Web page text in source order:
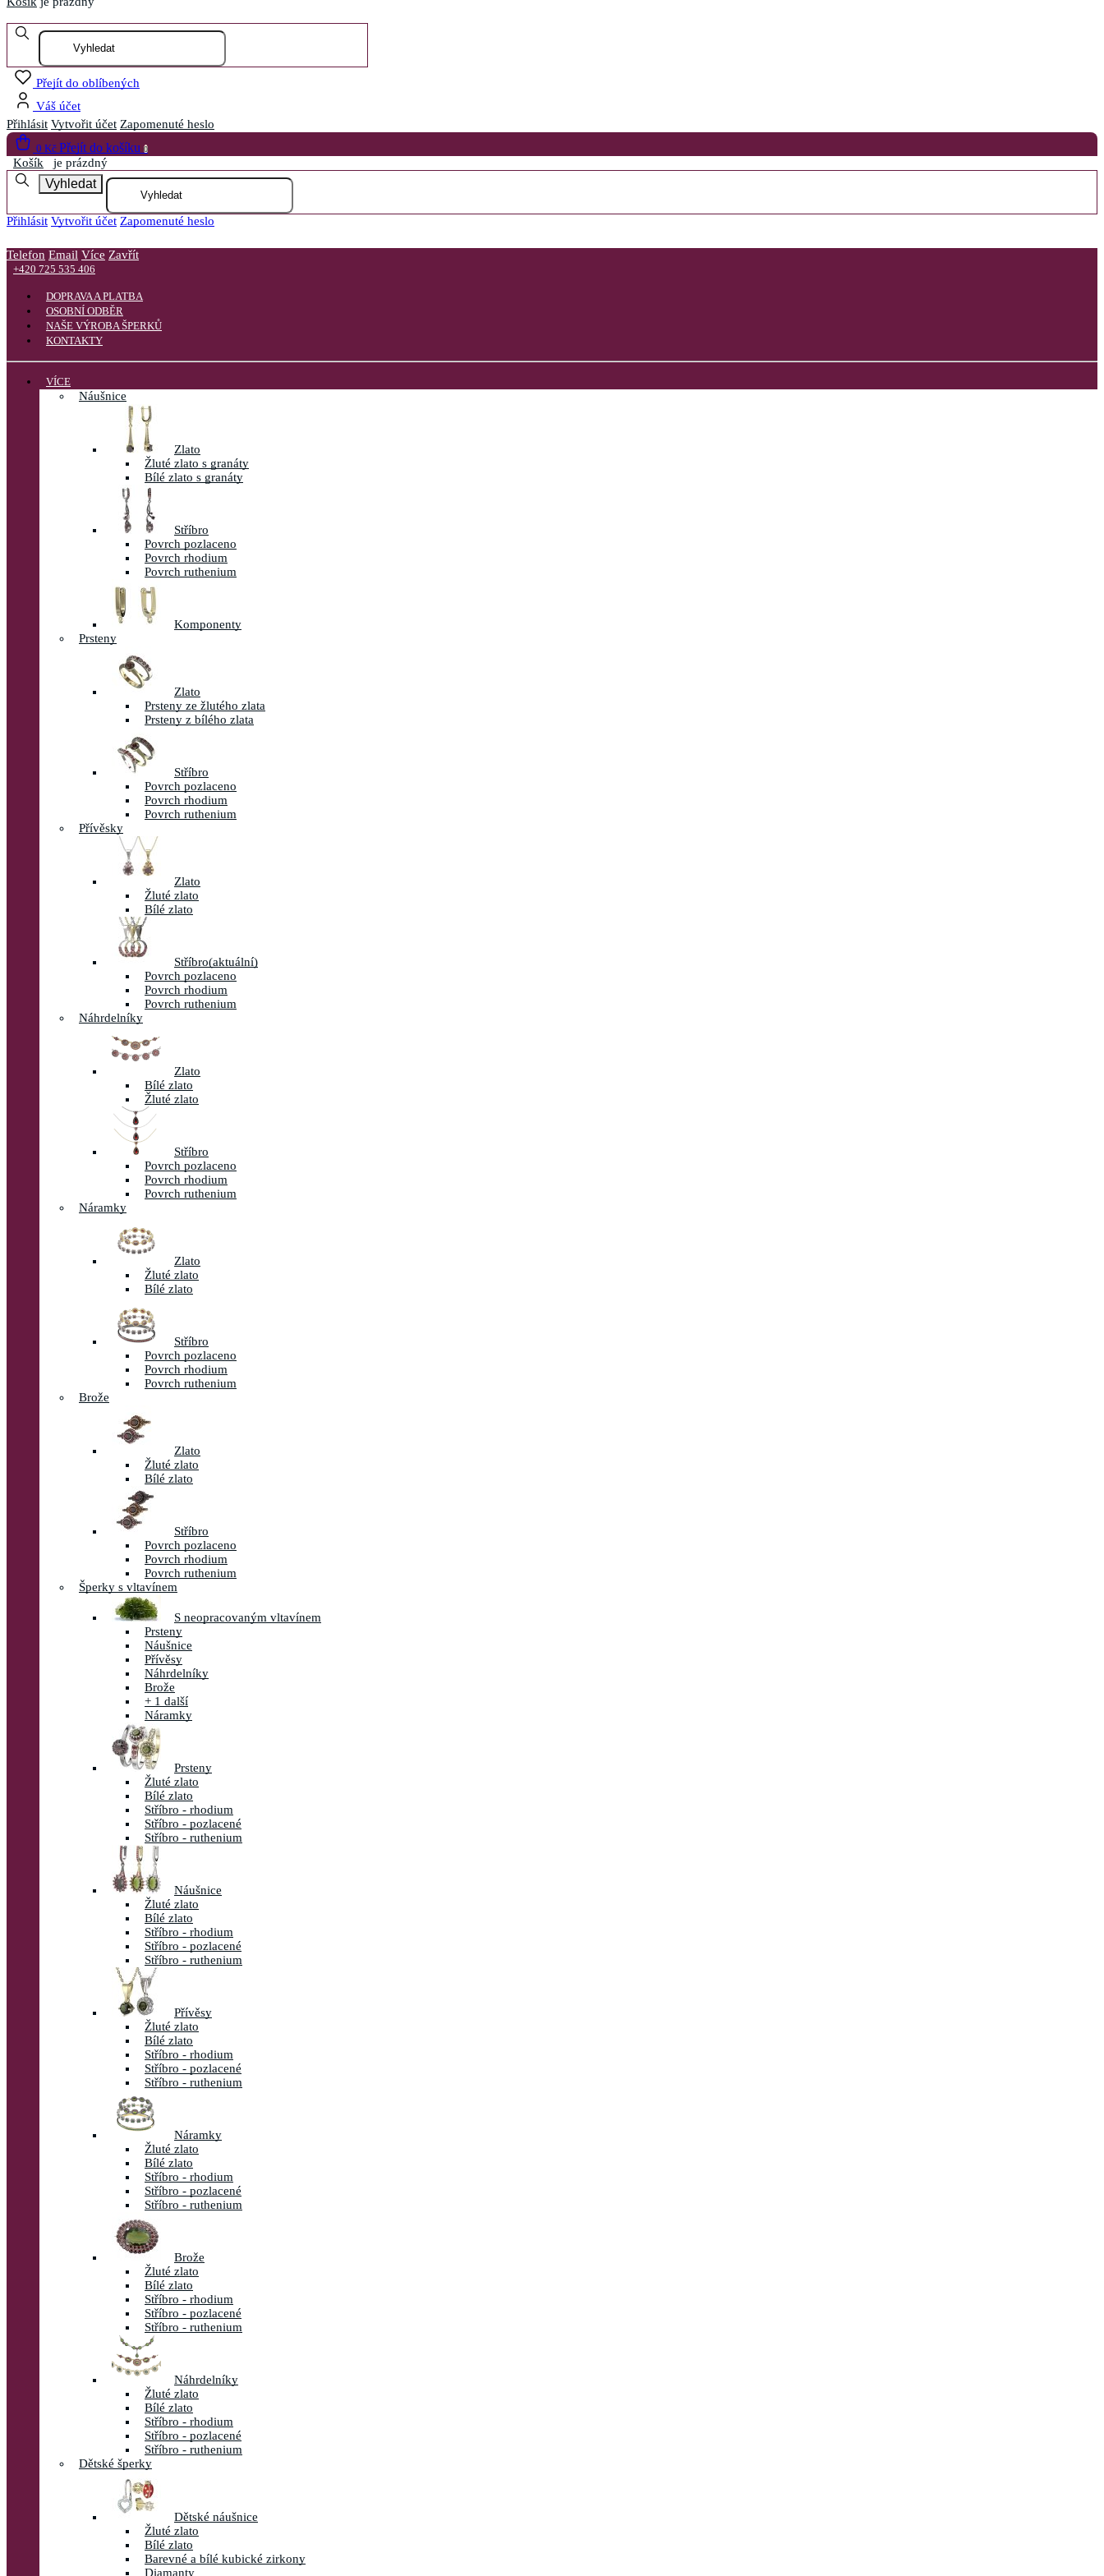
Přejít do oblíbených
Váš účet
Přihlásit Vytvořit účet Zapomenuté heslo
0 Kč Přejít do košíku 0
Košík je prázdný
Vyhledat
Přihlásit Vytvořit účet Zapomenuté heslo
Telefon Email Více Zavřít
+420 725 535 406
DOPRAVA A PLATBA
OSOBNÍ ODBĚR
NAŠE VÝROBA ŠPERKŮ
KONTAKTY
VÍCE
Náušnice
Zlato
Žluté zlato s granáty
Bílé zlato s granáty
Stříbro
Povrch pozlaceno
Povrch rhodium
Povrch ruthenium
Komponenty
Prsteny
Zlato
Prsteny ze žlutého zlata
Prsteny z bílého zlata
Stříbro
Povrch pozlaceno
Povrch rhodium
Povrch ruthenium
Přívěsky
Zlato
Žluté zlato
Bílé zlato
Stříbro(aktuální)
Povrch pozlaceno
Povrch rhodium
Povrch ruthenium
Náhrdelníky
Zlato
Bílé zlato
Žluté zlato
Stříbro
Povrch pozlaceno
Povrch rhodium
Povrch ruthenium
Náramky
Zlato
Žluté zlato
Bílé zlato
Stříbro
Povrch pozlaceno
Povrch rhodium
Povrch ruthenium
Brože
Zlato
Žluté zlato
Bílé zlato
Stříbro
Povrch pozlaceno
Povrch rhodium
Povrch ruthenium
Šperky s vltavínem
S neopracovaným vltavínem
Prsteny
Náušnice
Přívěsy
Náhrdelníky
Brože
+ 1 další
Náramky
Prsteny
Žluté zlato
Bílé zlato
Stříbro - rhodium
Stříbro - pozlacené
Stříbro - ruthenium
Náušnice
Žluté zlato
Bílé zlato
Stříbro - rhodium
Stříbro - pozlacené
Stříbro - ruthenium
Přívěsy
Žluté zlato
Bílé zlato
Stříbro - rhodium
Stříbro - pozlacené
Stříbro - ruthenium
Náramky
Žluté zlato
Bílé zlato
Stříbro - rhodium
Stříbro - pozlacené
Stříbro - ruthenium
Brože
Žluté zlato
Bílé zlato
Stříbro - rhodium
Stříbro - pozlacené
Stříbro - ruthenium
Náhrdelníky
Žluté zlato
Bílé zlato
Stříbro - rhodium
Stříbro - pozlacené
Stříbro - ruthenium
Dětské šperky
Dětské náušnice
Žluté zlato
Bílé zlato
Barevné a bílé kubické zirkony
Diamanty